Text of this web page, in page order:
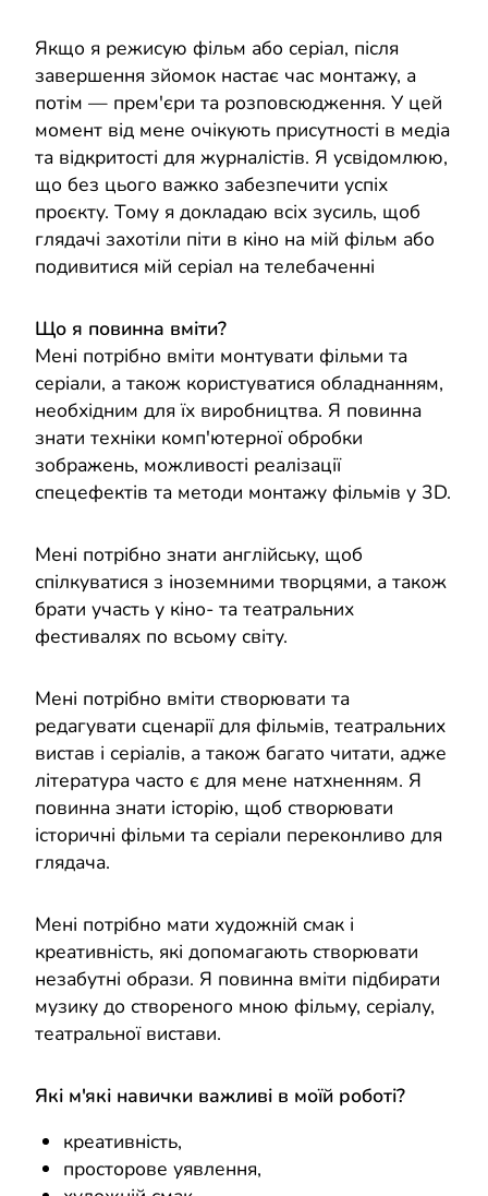
Якщо я режисую фільм або серіал, після
завершення зйомок настає час монтажу, а
потім — прем'єри та розповсюдження. У цей
момент від мене очікують присутності в медіа
та відкритості для журналістів. Я усвідомлюю,
що без цього важко забезпечити успіх
проєкту. Тому я докладаю всіх зусиль, щоб
глядачі захотіли піти в кіно на мій фільм або
подивитися мій серіал на телебаченні
Що я повинна вміти?
Мені потрібно вміти монтувати фільми та
серіали, а також користуватися обладнанням,
необхідним для їх виробництва. Я повинна
знати техніки комп'ютерної обробки
зображень, можливості реалізації
спецефектів та методи монтажу фільмів у 3D.
Мені потрібно знати англійську, щоб
спілкуватися з іноземними творцями, а також
брати участь у кіно- та театральних
фестивалях по всьому світу.
Мені потрібно вміти створювати та
редагувати сценарії для фільмів, театральних
вистав і серіалів, а також багато читати, адже
література часто є для мене натхненням. Я
повинна знати історію, щоб створювати
історичні фільми та серіали переконливо для
глядача.
Мені потрібно мати художній смак і
креативність, які допомагають створювати
незабутні образи. Я повинна вміти підбирати
музику до створеного мною фільму, серіалу,
театральної вистави.
Які м'які навички важливі в моїй роботі?
креативність,
просторове уявлення,